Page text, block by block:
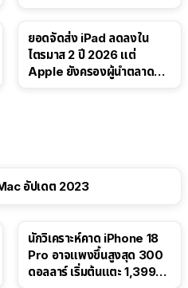
ยอดจัดส่ง iPad ลดลงใน
ไตรมาส 2 ปี 2026 แต่
Apple ยังครองผู้นำตลาด
อัปเดต 2023
นักวิเคราะห์คาด iPhone 18
Pro อาจแพงขึ้นสูงสุด 300
ดอลลาร์ เริ่มต้นแตะ 1,399